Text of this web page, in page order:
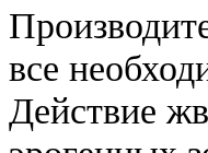
все
Действие